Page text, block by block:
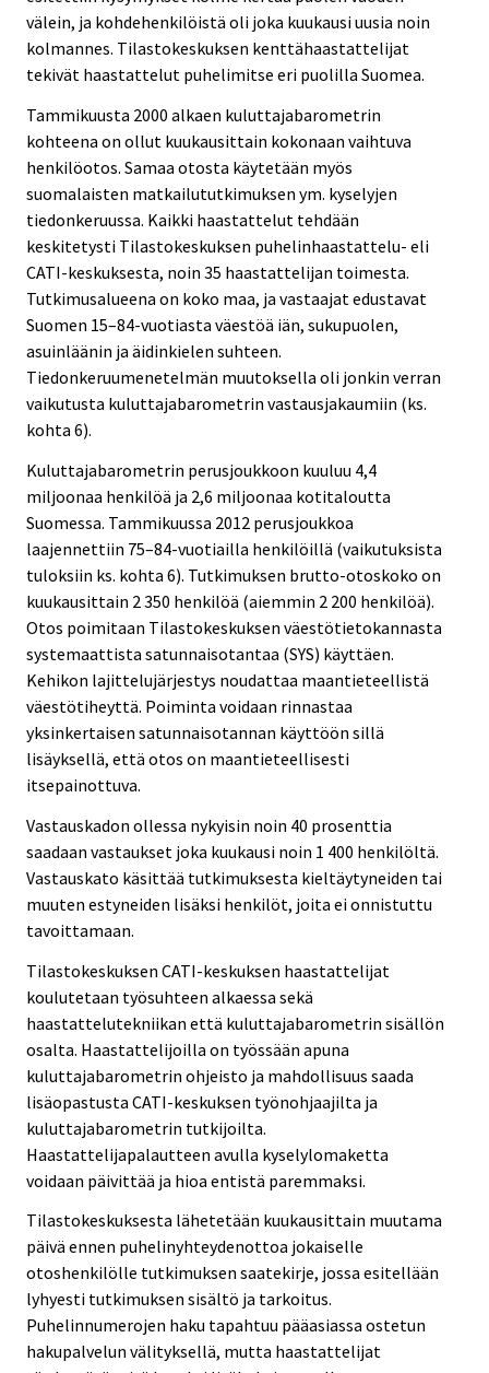
välein, ja kohdehenkilöistä oli joka kuukausi uusia noin
kolmannes. Tilastokeskuksen kenttähaastattelijat
tekivät haastattelut puhelimitse eri puolilla Suomea.
Tammikuusta 2000 alkaen kuluttajabarometrin
kohteena on ollut kuukausittain kokonaan vaihtuva
henkilöotos. Samaa otosta käytetään myös
suomalaisten matkailututkimuksen ym. kyselyjen
tiedonkeruussa. Kaikki haastattelut tehdään
keskitetysti Tilastokeskuksen puhelinhaastattelu- eli
CATI-keskuksesta, noin 35 haastattelijan toimesta.
Tutkimusalueena on koko maa, ja vastaajat edustavat
Suomen 15–84-vuotiasta väestöä iän, sukupuolen,
asuinläänin ja äidinkielen suhteen.
Tiedonkeruumenetelmän muutoksella oli jonkin verran
vaikutusta kuluttajabarometrin vastausjakaumiin (ks.
kohta 6).
Kuluttajabarometrin perusjoukkoon kuuluu 4,4
miljoonaa henkilöä ja 2,6 miljoonaa kotitaloutta
Suomessa. Tammikuussa 2012 perusjoukkoa
laajennettiin 75–84-vuotiailla henkilöillä (vaikutuksista
tuloksiin ks. kohta 6). Tutkimuksen brutto-otoskoko on
kuukausittain 2 350 henkilöä (aiemmin 2 200 henkilöä).
Otos poimitaan Tilastokeskuksen väestötietokannasta
systemaattista satunnaisotantaa (SYS) käyttäen.
Kehikon lajittelujärjestys noudattaa maantieteellistä
väestötiheyttä. Poiminta voidaan rinnastaa
yksinkertaisen satunnaisotannan käyttöön sillä
lisäyksellä, että otos on maantieteellisesti
itsepainottuva.
Vastauskadon ollessa nykyisin noin 40 prosenttia
saadaan vastaukset joka kuukausi noin 1 400 henkilöltä.
Vastauskato käsittää tutkimuksesta kieltäytyneiden tai
muuten estyneiden lisäksi henkilöt, joita ei onnistuttu
tavoittamaan.
Tilastokeskuksen CATI-keskuksen haastattelijat
koulutetaan työsuhteen alkaessa sekä
haastattelutekniikan että kuluttajabarometrin sisällön
osalta. Haastattelijoilla on työssään apuna
kuluttajabarometrin ohjeisto ja mahdollisuus saada
lisäopastusta CATI-keskuksen työnohjaajilta ja
kuluttajabarometrin tutkijoilta.
Haastattelijapalautteen avulla kyselylomaketta
voidaan päivittää ja hioa entistä paremmaksi.
Tilastokeskuksesta lähetetään kuukausittain muutama
päivä ennen puhelinyhteydenottoa jokaiselle
otoshenkilölle tutkimuksen saatekirje, jossa esitellään
lyhyesti tutkimuksen sisältö ja tarkoitus.
Puhelinnumerojen haku tapahtuu pääasiassa ostetun
hakupalvelun välityksellä, mutta haastattelijat